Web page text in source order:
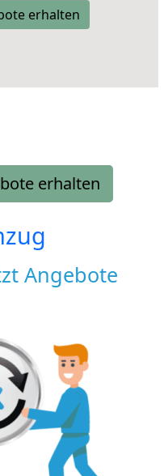
erhalten
erhalten
Angebote